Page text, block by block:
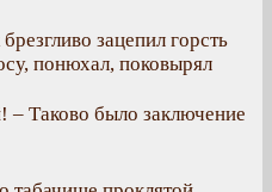
зацепил горсть
понюхал, поковырял
Таково было заключение